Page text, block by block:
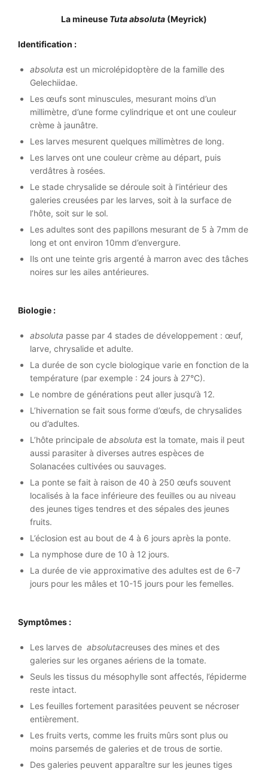
La mineuse Tuta absoluta (Meyrick)
Identification :
absoluta est un microlépidoptère de la famille des
Gelechiidae.
Les œufs sont minuscules, mesurant moins d’un
millimètre, d’une forme cylindrique et ont une couleur
crème à jaunâtre.
Les larves mesurent quelques millimètres de long.
Les larves ont une couleur crème au départ, puis
verdâtres à rosées.
Le stade chrysalide se déroule soit à l’intérieur des
galeries creusées par les larves, soit à la surface de
l’hôte, soit sur le sol.
Les adultes sont des papillons mesurant de 5 à 7mm de
long et ont environ 10mm d’envergure.
Ils ont une teinte gris argenté à marron avec des tâches
noires sur les ailes antérieures.
Biologie :
absoluta passe par 4 stades de développement : œuf,
larve, chrysalide et adulte.
La durée de son cycle biologique varie en fonction de la
température (par exemple : 24 jours à 27°C).
Le nombre de générations peut aller jusqu’à 12.
L’hivernation se fait sous forme d’œufs, de chrysalides
ou d’adultes.
L’hôte principale de absoluta est la tomate, mais il peut
aussi parasiter à diverses autres espèces de
Solanacées cultivées ou sauvages.
La ponte se fait à raison de 40 à 250 œufs souvent
localisés à la face inférieure des feuilles ou au niveau
des jeunes tiges tendres et des sépales des jeunes
fruits.
L’éclosion est au bout de 4 à 6 jours après la ponte.
La nymphose dure de 10 à 12 jours.
La durée de vie approximative des adultes est de 6-7
jours pour les mâles et 10-15 jours pour les femelles.
Symptômes :
Les larves de absolutacreuses des mines et des
galeries sur les organes aériens de la tomate.
Seuls les tissus du mésophylle sont affectés, l’épiderme
reste intact.
Les feuilles fortement parasitées peuvent se nécroser
entièrement.
Les fruits verts, comme les fruits mûrs sont plus ou
moins parsemés de galeries et de trous de sortie.
Des galeries peuvent apparaître sur les jeunes tiges